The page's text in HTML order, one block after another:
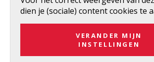
dien je (sociale) content cookies te
VERANDER MIJN
INSTELLINGEN